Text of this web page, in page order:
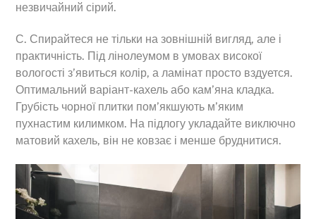
незвичайний сірий.
С. Спирайтеся не тільки на зовнішній вигляд, але і
практичність. Під лінолеумом в умовах високої
вологості з’явиться колір, а ламінат просто вздуется.
Оптимальний варіант-кахель або кам’яна кладка.
Грубість чорної плитки пом’якшують м’яким
пухнастим килимком. На підлогу укладайте виключно
матовий кахель, він не ковзає і менше бруднитися.